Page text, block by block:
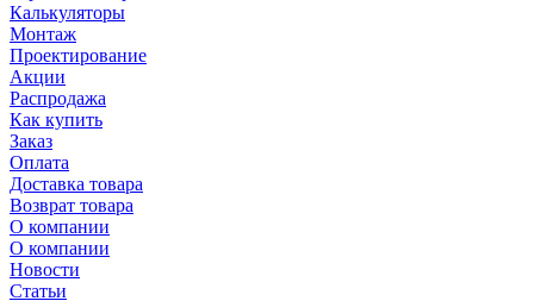
Калькуляторы
Монтаж
Проектирование
Акции
Распродажа
Как купить
Заказ
Оплата
Доставка товара
Возврат товара
О компании
О компании
Новости
Статьи